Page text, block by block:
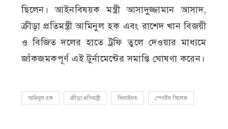
ছিলেন। আইনবিষয়ক মন্ত্রী আসাদুজ্জামান আসাদ,
ক্রীড়া প্রতিমন্ত্রী আমিনুল হক এবং রাশেদ খান বিজয়ী
ও বিজিত দলের হাতে ট্রফি তুলে দেওয়ার মাধ্যমে
জাঁকজমকপূর্ণ এই টুর্নামেন্টের সমাপ্তি ঘোষণা করেন।
আমিনুল হক ক্রীড়া প্রতিমন্ত্রী ঝিনাইদহ স্পোর্টস ভিলেজ